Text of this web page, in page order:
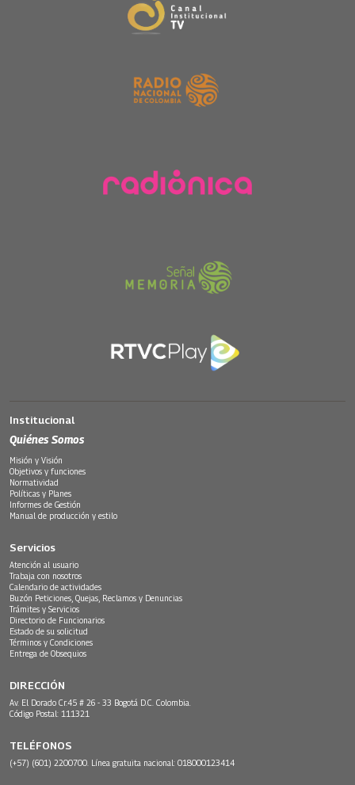
Institucional
Quiénes Somos
Misión y Visión
Objetivos y funciones
Normatividad
Políticas y Planes
Informes de Gestión
Manual de producción y estilo
Servicios
Atención al usuario
Trabaja con nosotros
Calendario de actividades
Buzón Peticiones, Quejas, Reclamos y Denuncias
Trámites y Servicios
Directorio de Funcionarios
Estado de su solicitud
Términos y Condiciones
Entrega de Obsequios
DIRECCIÓN
Av. El Dorado Cr.45 # 26 - 33 Bogotá D.C. Colombia.
Código Postal: 111321
TELÉFONOS
(+57) (601) 2200700. Línea gratuita nacional: 018000123414